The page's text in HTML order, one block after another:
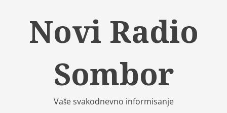
Novi Radio
Sombor
Vaše svakodnevno informisanje